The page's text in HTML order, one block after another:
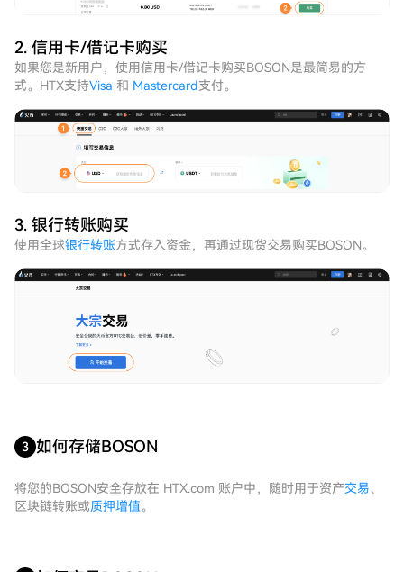
2. 信用卡/借记卡购买
如果您是新用户，使用信用卡/借记卡购买BOSON是最简易的方
式。HTX支持Visa 和 Mastercard支付。
3. 银行转账购买
使用全球银行转账方式存入资金，再通过现货交易购买BOSON。
3 如何存储BOSON
将您的BOSON安全存放在 HTX.com 账户中，随时用于资产交易、
区块链转账或质押增值。